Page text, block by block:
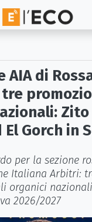
AIA di
Zito
Gorch in
per la sezione
Italiana Arbitri:
organici
2026/2027